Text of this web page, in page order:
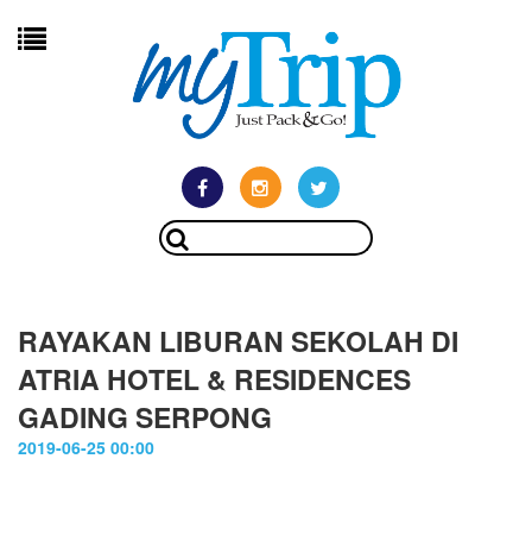
RAYAKAN LIBURAN SEKOLAH DI
ATRIA HOTEL & RESIDENCES
GADING SERPONG
2019-06-25 00:00